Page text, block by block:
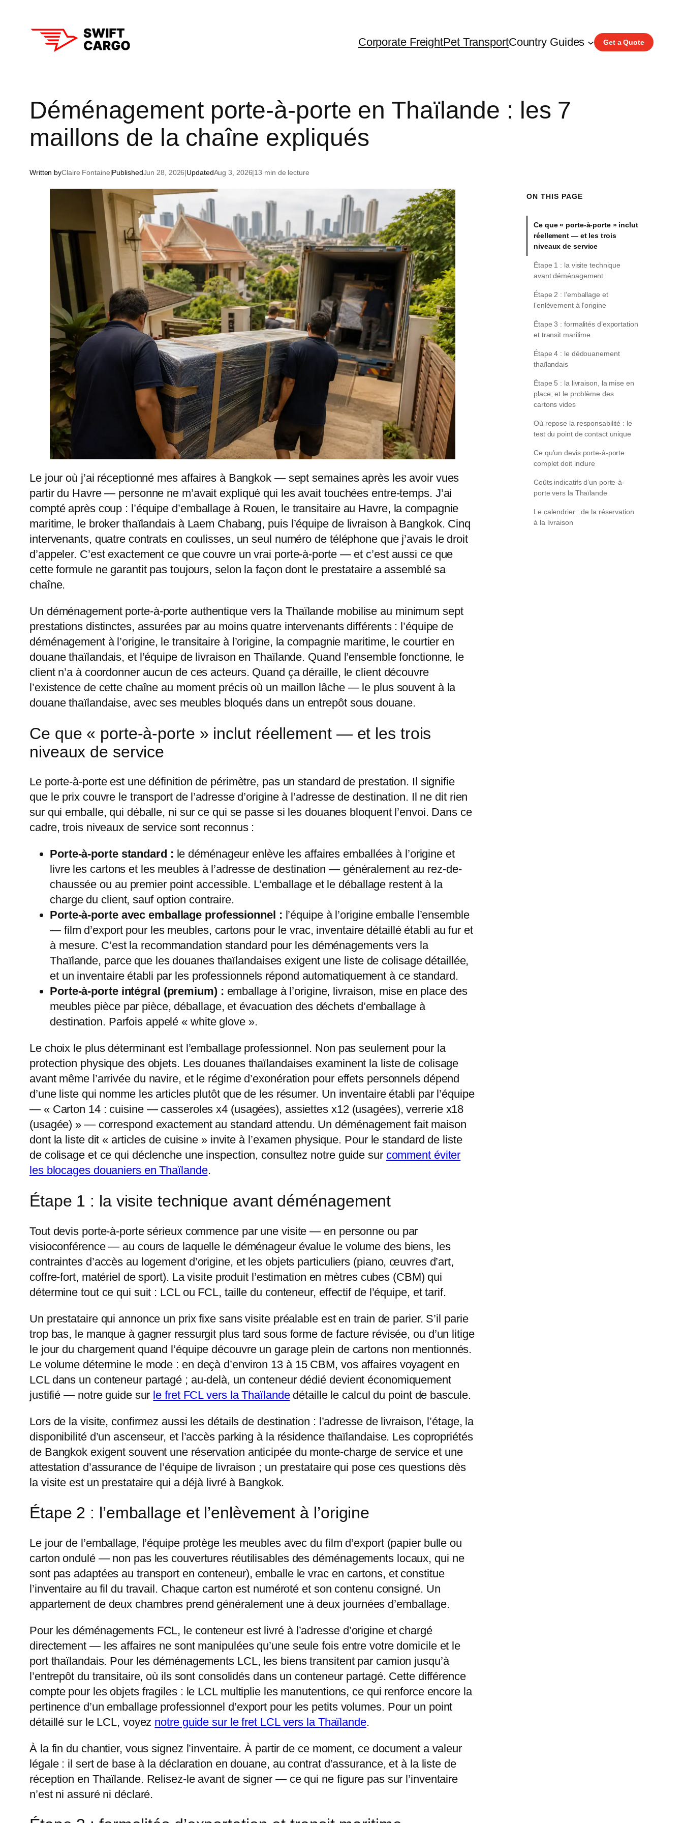
Corporate FreightPet TransportCountry Guides
New Zealand
Singapore
China
Vietnam
Cambodia
Mongolia
United Kingdom
France
USA
Canada
Get a Quote
Déménagement porte-à-porte en Thaïlande : les 7
maillons de la chaîne expliqués
Written byClaire Fontaine|PublishedJun 28, 2026|UpdatedAug 3, 2026|13 min de lecture
Le jour où j’ai réceptionné mes affaires à Bangkok — sept semaines après les avoir vues
partir du Havre — personne ne m’avait expliqué qui les avait touchées entre-temps. J’ai
compté après coup : l’équipe d’emballage à Rouen, le transitaire au Havre, la compagnie
maritime, le broker thaïlandais à Laem Chabang, puis l’équipe de livraison à Bangkok. Cinq
intervenants, quatre contrats en coulisses, un seul numéro de téléphone que j’avais le droit
d’appeler. C’est exactement ce que couvre un vrai porte-à-porte — et c’est aussi ce que
cette formule ne garantit pas toujours, selon la façon dont le prestataire a assemblé sa
chaîne.
Un déménagement porte-à-porte authentique vers la Thaïlande mobilise au minimum sept
prestations distinctes, assurées par au moins quatre intervenants différents : l’équipe de
déménagement à l’origine, le transitaire à l’origine, la compagnie maritime, le courtier en
douane thaïlandais, et l’équipe de livraison en Thaïlande. Quand l’ensemble fonctionne, le
client n’a à coordonner aucun de ces acteurs. Quand ça déraille, le client découvre
l’existence de cette chaîne au moment précis où un maillon lâche — le plus souvent à la
douane thaïlandaise, avec ses meubles bloqués dans un entrepôt sous douane.
Ce que « porte-à-porte » inclut réellement — et les trois
niveaux de service
Le porte-à-porte est une définition de périmètre, pas un standard de prestation. Il signifie
que le prix couvre le transport de l’adresse d’origine à l’adresse de destination. Il ne dit rien
sur qui emballe, qui déballe, ni sur ce qui se passe si les douanes bloquent l’envoi. Dans ce
cadre, trois niveaux de service sont reconnus :
Porte-à-porte standard : le déménageur enlève les affaires emballées à l’origine et
livre les cartons et les meubles à l’adresse de destination — généralement au rez-de-
chaussée ou au premier point accessible. L’emballage et le déballage restent à la
charge du client, sauf option contraire.
Porte-à-porte avec emballage professionnel : l’équipe à l’origine emballe l’ensemble
— film d’export pour les meubles, cartons pour le vrac, inventaire détaillé établi au fur et
à mesure. C’est la recommandation standard pour les déménagements vers la
Thaïlande, parce que les douanes thaïlandaises exigent une liste de colisage détaillée,
et un inventaire établi par les professionnels répond automatiquement à ce standard.
Porte-à-porte intégral (premium) : emballage à l’origine, livraison, mise en place des
meubles pièce par pièce, déballage, et évacuation des déchets d’emballage à
destination. Parfois appelé « white glove ».
Le choix le plus déterminant est l’emballage professionnel. Non pas seulement pour la
protection physique des objets. Les douanes thaïlandaises examinent la liste de colisage
avant même l’arrivée du navire, et le régime d’exonération pour effets personnels dépend
d’une liste qui nomme les articles plutôt que de les résumer. Un inventaire établi par l’équipe
— « Carton 14 : cuisine — casseroles x4 (usagées), assiettes x12 (usagées), verrerie x18
(usagée) » — correspond exactement au standard attendu. Un déménagement fait maison
dont la liste dit « articles de cuisine » invite à l’examen physique. Pour le standard de liste
de colisage et ce qui déclenche une inspection, consultez notre guide sur comment éviter
les blocages douaniers en Thaïlande.
Étape 1 : la visite technique avant déménagement
Tout devis porte-à-porte sérieux commence par une visite — en personne ou par
visioconférence — au cours de laquelle le déménageur évalue le volume des biens, les
contraintes d’accès au logement d’origine, et les objets particuliers (piano, œuvres d’art,
coffre-fort, matériel de sport). La visite produit l’estimation en mètres cubes (CBM) qui
détermine tout ce qui suit : LCL ou FCL, taille du conteneur, effectif de l’équipe, et tarif.
Un prestataire qui annonce un prix fixe sans visite préalable est en train de parier. S’il parie
trop bas, le manque à gagner ressurgit plus tard sous forme de facture révisée, ou d’un litige
le jour du chargement quand l’équipe découvre un garage plein de cartons non mentionnés.
Le volume détermine le mode : en deçà d’environ 13 à 15 CBM, vos affaires voyagent en
LCL dans un conteneur partagé ; au-delà, un conteneur dédié devient économiquement
justifié — notre guide sur le fret FCL vers la Thaïlandedétaille le calcul du point de bascule.
Lors de la visite, confirmez aussi les détails de destination : l’adresse de livraison, l’étage, la
disponibilité d’un ascenseur, et l’accès parking à la résidence thaïlandaise. Les copropriétés
de Bangkok exigent souvent une réservation anticipée du monte-charge de service et une
attestation d’assurance de l’équipe de livraison ; un prestataire qui pose ces questions dès
la visite est un prestataire qui a déjà livré à Bangkok.
Étape 2 : l’emballage et l’enlèvement à l’origine
Le jour de l’emballage, l’équipe protège les meubles avec du film d’export (papier bulle ou
carton ondulé — non pas les couvertures réutilisables des déménagements locaux, qui ne
sont pas adaptées au transport en conteneur), emballe le vrac en cartons, et constitue
l’inventaire au fil du travail. Chaque carton est numéroté et son contenu consigné. Un
appartement de deux chambres prend généralement une à deux journées d’emballage.
Pour les déménagements FCL, le conteneur est livré à l’adresse d’origine et chargé
directement — les affaires ne sont manipulées qu’une seule fois entre votre domicile et le
port thaïlandais. Pour les déménagements LCL, les biens transitent par camion jusqu’à
l’entrepôt du transitaire, où ils sont consolidés dans un conteneur partagé. Cette différence
compte pour les objets fragiles : le LCL multiplie les manutentions, ce qui renforce encore la
pertinence d’un emballage professionnel d’export pour les petits volumes. Pour un point
détaillé sur le LCL, voyez notre guide sur le fret LCL vers la Thaïlande.
À la fin du chantier, vous signez l’inventaire. À partir de ce moment, ce document a valeur
légale : il sert de base à la déclaration en douane, au contrat d’assurance, et à la liste de
réception en Thaïlande. Relisez-le avant de signer — ce qui ne figure pas sur l’inventaire
n’est ni assuré ni déclaré.
ON THIS PAGE
Ce que « porte-à-porte » inclut
réellement — et les trois
niveaux de service
Étape 1 : la visite technique
avant déménagement
Étape 2 : l’emballage et
l’enlèvement à l’origine
Étape 3 : formalités d’exportation
et transit maritime
Étape 4 : le dédouanement
thaïlandais
Étape 5 : la livraison, la mise en
place, et le problème des
cartons vides
Où repose la responsabilité : le
test du point de contact unique
Ce qu’un devis porte-à-porte
complet doit inclure
Coûts indicatifs d’un porte-à-
porte vers la Thaïlande
Le calendrier : de la réservation
à la livraison